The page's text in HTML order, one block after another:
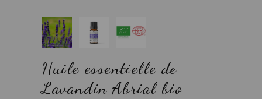
Huile essentielle de
Lavandin Abrial bio